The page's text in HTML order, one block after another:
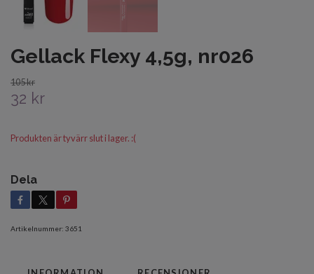
Gellack Flexy 4,5g, nr026
105 kr
32 kr
Produkten är tyvärr slut i lager. :(
Dela
Artikelnummer: 3651